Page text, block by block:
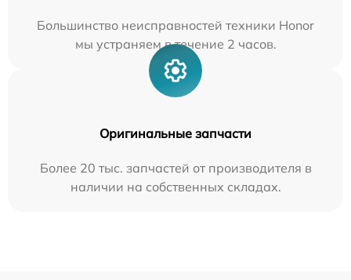
Большинство неисправностей техники Honor
мы устраняем в течение 2 часов.
Оригинальные запчасти
Более 20 тыс. запчастей от производителя в
наличии на собственных складах.